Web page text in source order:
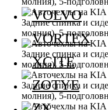
VOLVO
VORTEX
XCITE
ZOTYE